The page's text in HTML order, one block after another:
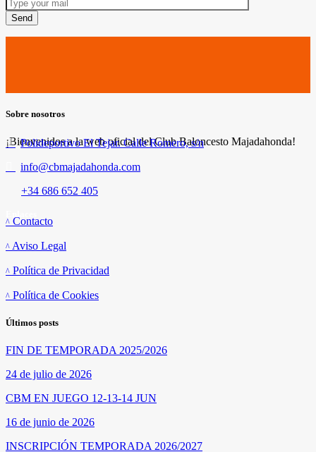
Send
Sobre nosotros
¡Bienvenidos a la web oficial del Club Baloncesto Majadahonda!
Polideportivo El Tejar. Calle Romero, s/n
info@cbmajadahonda.com
+34 686 652 405
Contacto
Aviso Legal
Política de Privacidad
Política de Cookies
Últimos posts
FIN DE TEMPORADA 2025/2026
24 de julio de 2026
CBM EN JUEGO 12-13-14 JUN
16 de junio de 2026
INSCRIPCIÓN TEMPORADA 2026/2027